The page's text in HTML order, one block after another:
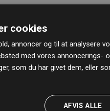
i gennemsnit svarer til dobbelt
ordning, der sikrer høj
de konkrete projekter her.
cookies
annoncer og til at analysere
med vores annoncerings-
som du har givet dem, eller
AFVIS ALLE